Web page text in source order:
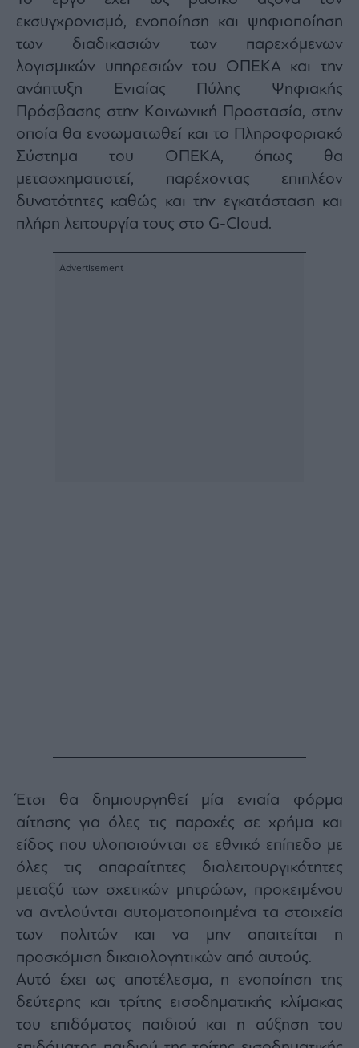
εκσυγχρονισμό, ενοποίηση και ψηφιοποίηση
των διαδικασιών των παρεχόμενων
λογισμικών υπηρεσιών του ΟΠΕΚΑ και την
ανάπτυξη Ενιαίας Πύλης Ψηφιακής
Πρόσβασης στην Κοινωνική Προστασία, στην
οποία θα ενσωματωθεί και το Πληροφοριακό
Σύστημα του ΟΠΕΚΑ, όπως θα
μετασχηματιστεί, παρέχοντας επιπλέον
δυνατότητες καθώς και την εγκατάσταση και
πλήρη λειτουργία τους στο G-Cloud.
Έτσι θα δημιουργηθεί μία ενιαία φόρμα
αίτησης για όλες τις παροχές σε χρήμα και
είδος που υλοποιούνται σε εθνικό επίπεδο με
όλες τις απαραίτητες διαλειτουργικότητες
μεταξύ των σχετικών μητρώων, προκειμένου
να αντλούνται αυτοματοποιημένα τα στοιχεία
των πολιτών και να μην απαιτείται η
προσκόμιση δικαιολογητικών από αυτούς.
Αυτό έχει ως αποτέλεσμα, η ενοποίηση της
δεύτερης και τρίτης εισοδηματικής κλίμακας
του επιδόματος παιδιού και η αύξηση του